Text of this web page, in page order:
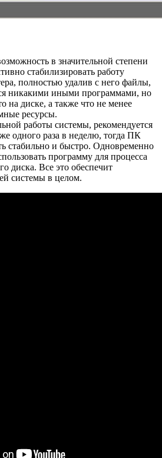
в значительной степени
стабилизировать работу
полностью удалив с него файлы,
никакими иными программами, но
на диске, а также что не менее
ресурсы.
работы системы, рекомендуется
одного раза в неделю, тогда ПК
стабильно и быстро. Одновременно
программу для процесса
диска. Все это обеспечит
системы в целом.